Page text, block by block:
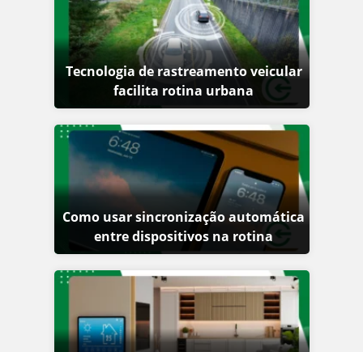
Tecnologia de rastreamento veicular
facilita rotina urbana
Como usar sincronização automática
entre dispositivos na rotina